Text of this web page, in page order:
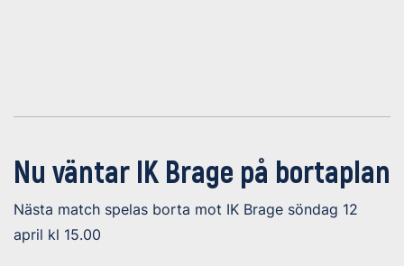
Nu väntar IK Brage på bortaplan
Nästa match spelas borta mot IK Brage söndag 12
april kl 15.00